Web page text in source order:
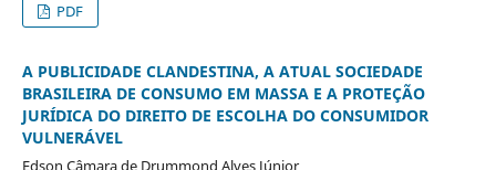
PDF
A PUBLICIDADE CLANDESTINA, A ATUAL SOCIEDADE
BRASILEIRA DE CONSUMO EM MASSA E A PROTEÇÃO
JURÍDICA DO DIREITO DE ESCOLHA DO CONSUMIDOR
VULNERÁVEL
Edson Câmara de Drummond Alves Júnior